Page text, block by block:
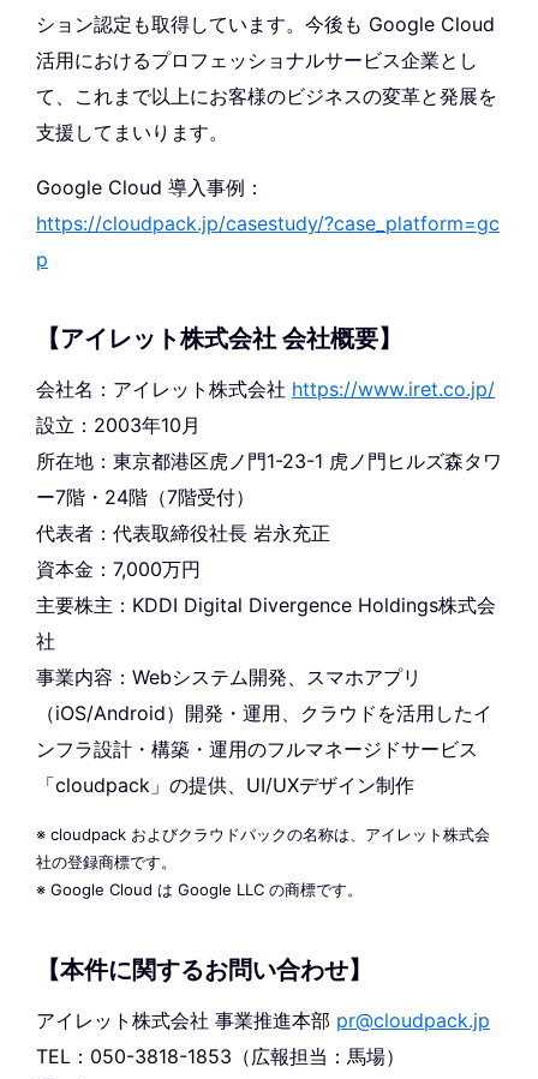
ション認定も取得しています。今後も Google Cloud
活用におけるプロフェッショナルサービス企業とし
て、これまで以上にお客様のビジネスの変革と発展を
支援してまいります。
Google Cloud 導入事例：
https://cloudpack.jp/casestudy/?case_platform=gc
p
【アイレット株式会社 会社概要】
会社名：アイレット株式会社 https://www.iret.co.jp/
設立：2003年10月
所在地：東京都港区虎ノ門1-23-1 虎ノ門ヒルズ森タワ
ー7階・24階（7階受付）
代表者：代表取締役社長 岩永充正
資本金：7,000万円
主要株主：KDDI Digital Divergence Holdings株式会
社
事業内容：Webシステム開発、スマホアプリ
（iOS/Android）開発・運用、クラウドを活用したイ
ンフラ設計・構築・運用のフルマネージドサービス
「cloudpack」の提供、UI/UXデザイン制作
※ cloudpack およびクラウドパックの名称は、アイレット株式会
社の登録商標です。
※ Google Cloud は Google LLC の商標です。
【本件に関するお問い合わせ】
アイレット株式会社 事業推進本部 pr@cloudpack.jp
TEL：050-3818-1853（広報担当：馬場）